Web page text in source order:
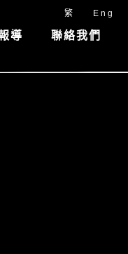
繁 Eng
導 聯絡我們